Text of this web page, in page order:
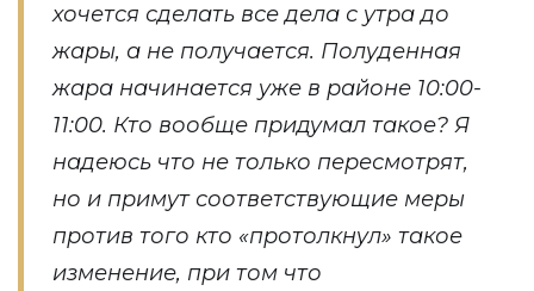
хочется сделать все дела с утра до
жары, а не получается. Полуденная
жара начинается уже в районе 10:00-
11:00. Кто вообще придумал такое? Я
надеюсь что не только пересмотрят,
но и примут соответствующие меры
против того кто «протолкнул» такое
изменение, при том что